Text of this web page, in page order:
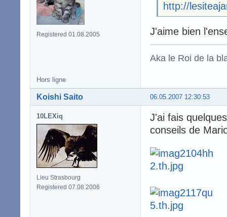
Registered 01.08.2005
http://
J'aime bien
Aka le Roi de la
Hors ligne
06.05.2007 12:30:53
Koishi Saito
10LEXiq
Lieu Strasbourg
Registered 07.08.2006
J'ai fais
conseils de